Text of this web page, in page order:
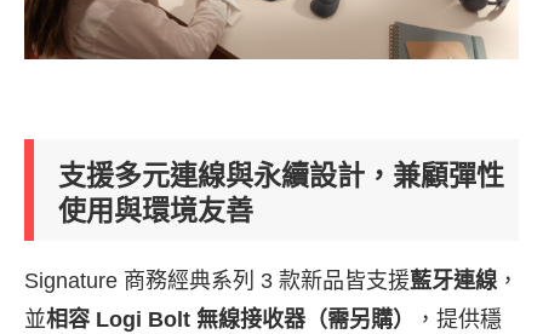
支援多元連線與永續設計，兼顧彈性
使用與環境友善
Signature 商務經典系列 3 款新品皆支援藍牙連線，
並相容 Logi Bolt 無線接收器（需另購）
，提供穩